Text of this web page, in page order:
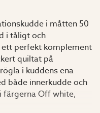
i måtten 50
i tåligt och
perfekt komplement
quiltat på
i kuddens ena
både innerkudde och
färgerna Off white,